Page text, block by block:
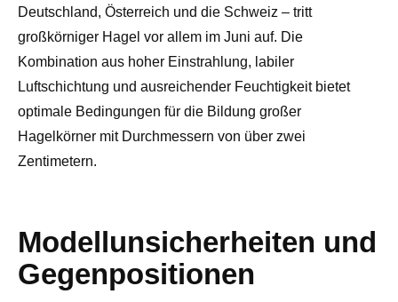
Deutschland, Österreich und die Schweiz – tritt
großkörniger Hagel vor allem im Juni auf. Die
Kombination aus hoher Einstrahlung, labiler
Luftschichtung und ausreichender Feuchtigkeit bietet
optimale Bedingungen für die Bildung großer
Hagelkörner mit Durchmessern von über zwei
Zentimetern.
Modellunsicherheiten und
Gegenpositionen